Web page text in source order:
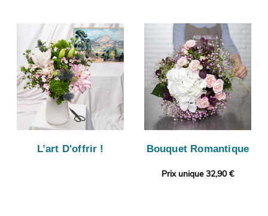
L’art D'offrir ! Bouquet Romantique
Prix unique 32,90 €